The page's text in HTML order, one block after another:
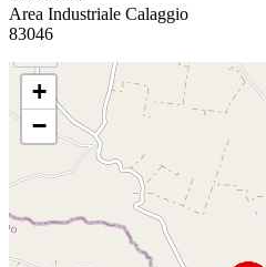
Area Industriale Calaggio
83046
+
−